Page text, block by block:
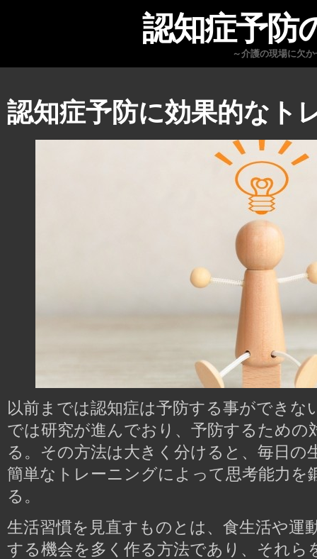
認知症予防
～介護の現場に欠
認知症予防に効果的なト
以前までは認知症は予防する事ができな
では研究が進んでおり、予防するための
る。その方法は大きく分けると、毎日の
簡単なトレーニングによって思考能力を
る。
生活習慣を見直すものとは、食生活や運
する機会を多く作る方法であり、それら